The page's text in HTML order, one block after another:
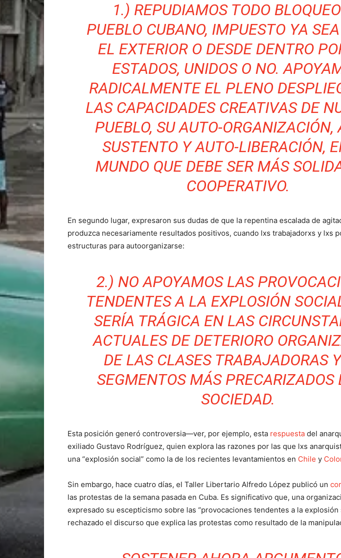
1.) REPUDIAMOS TODO
PUEBLO CUBANO, IMPUESTO YA
EL EXTERIOR O DESDE DENTRO
ESTADOS, UNIDOS O NO.
RADICALMENTE EL PLENO
LAS CAPACIDADES CREATIVAS DE
PUEBLO, SU AUTO-ORGANIZACIÓN,
SUSTENTO Y AUTO-LIBERACIÓN,
MUNDO QUE DEBE SER MÁS
COOPERATIVO.
En segundo lugar, expresaron sus dudas de que la repentina escalada de
produzca necesariamente resultados positivos, cuando lxs trabajadorxs y lxs
estructuras para autoorganizarse:
2.) NO APOYAMOS LAS
TENDENTES A LA EXPLOSIÓN
SERÍA TRÁGICA EN LAS
ACTUALES DE DETERIORO
DE LAS CLASES TRABAJADORAS
SEGMENTOS MÁS PRECARIZADOS
SOCIEDAD.
Esta posición generó controversia—ver, por ejemplo, esta respuesta del
exiliado Gustavo Rodríguez, quien explora las razones por las que lxs
una “explosión social” como la de los recientes levantamientos en Chile y
Sin embargo, hace cuatro días, el Taller Libertario Alfredo López publicó un
las protestas de la semana pasada en Cuba. Es significativo que, una
expresado su escepticismo sobre las “provocaciones tendentes a la explosión
rechazado el discurso que explica las protestas como resultado de la